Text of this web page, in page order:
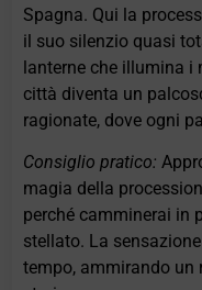
Spagna. Qui la
il suo silenzio quasi
lanterne che illumina i
città diventa un
ragionate, dove ogni
Consiglio pratico:
magia della
perché camminerai in
stellato. La
tempo, ammirando un